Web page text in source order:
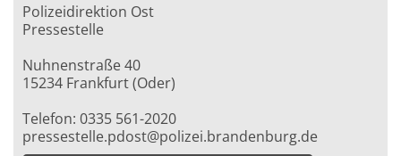
Polizeidirektion Ost
Pressestelle
Nuhnenstraße 40
15234 Frankfurt (Oder)
Telefon: 0335 561-2020
pressestelle.pdost@polizei.brandenburg.de